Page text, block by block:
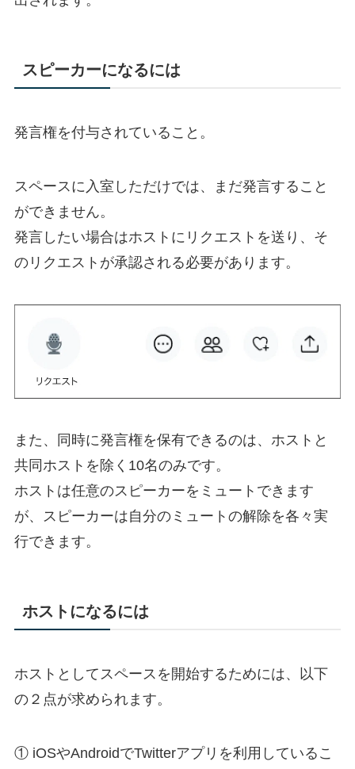
スピーカーになるには
発言権を付与されていること。
スペースに入室しただけでは、まだ発言すること
ができません。
発言したい場合はホストにリクエストを送り、そ
のリクエストが承認される必要があります。
また、同時に発言権を保有できるのは、ホストと
共同ホストを除く10名のみです。
ホストは任意のスピーカーをミュートできます
が、スピーカーは自分のミュートの解除を各々実
行できます。
ホストになるには
ホストとしてスペースを開始するためには、以下
の２点が求められます。
① iOSやAndroidでTwitterアプリを利用しているこ